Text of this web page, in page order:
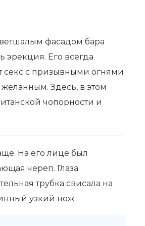
фасадом бара
эрекция. Его всегда
секс с призывными огнями
Здесь, в этом
чопорности и
На его лице был
череп. Глаза
трубка свисала на
узкий нож.